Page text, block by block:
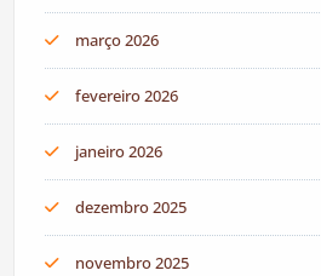
março 2026
fevereiro 2026
janeiro 2026
dezembro 2025
novembro 2025